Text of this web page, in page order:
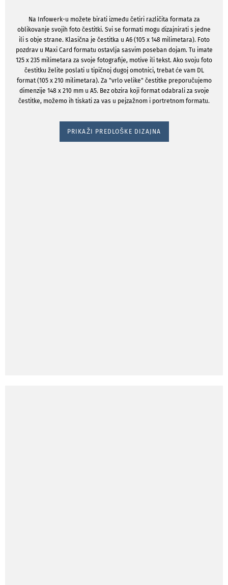
Na Infowerk-u možete birati između četiri različita formata za
oblikovanje svojih foto čestitki. Svi se formati mogu dizajnirati s jedne
ili s obje strane. Klasična je čestitka u A6 (105 x 148 milimetara). Foto
pozdrav u Maxi Card formatu ostavlja sasvim poseban dojam. Tu imate
125 x 235 milimetara za svoje fotografije, motive ili tekst. Ako svoju foto
čestitku želite poslati u tipičnoj dugoj omotnici, trebat će vam DL
format (105 x 210 milimetara). Za "vrlo velike" čestitke preporučujemo
dimenzije 148 x 210 mm u A5. Bez obzira koji format odabrali za svoje
čestitke, možemo ih tiskati za vas u pejzažnom i portretnom formatu.
PRIKAŽI PREDLOŠKE DIZAJNA